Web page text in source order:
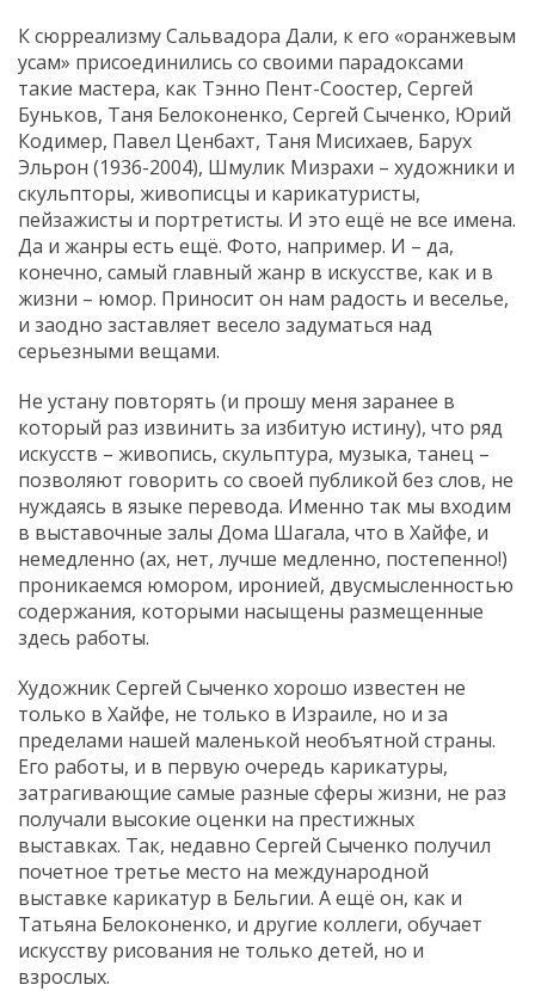
К сюрреализму Сальвадора Дали, к его «оранжевым
усам» присоединились со своими парадоксами
такие мастера, как Тэнно Пент-Соостер, Сергей
Буньков, Таня Белоконенко, Сергей Сыченко, Юрий
Кодимер, Павел Ценбахт, Таня Мисихаев, Барух
Эльрон (1936-2004), Шмулик Мизрахи – художники и
скульпторы, живописцы и карикатуристы,
пейзажисты и портретисты. И это ещё не все имена.
Да и жанры есть ещё. Фото, например. И – да,
конечно, самый главный жанр в искусстве, как и в
жизни – юмор. Приносит он нам радость и веселье,
и заодно заставляет весело задуматься над
серьезными вещами.
Не устану повторять (и прошу меня заранее в
который раз извинить за избитую истину), что ряд
искусств – живопись, скульптура, музыка, танец –
позволяют говорить со своей публикой без слов, не
нуждаясь в языке перевода. Именно так мы входим
в выставочные залы Дома Шагала, что в Хайфе, и
немедленно (ах, нет, лучше медленно, постепенно!)
проникаемся юмором, иронией, двусмысленностью
содержания, которыми насыщены размещенные
здесь работы.
Художник Сергей Сыченко хорошо известен не
только в Хайфе, не только в Израиле, но и за
пределами нашей маленькой необъятной страны.
Его работы, и в первую очередь карикатуры,
затрагивающие самые разные сферы жизни, не раз
получали высокие оценки на престижных
выставках. Так, недавно Сергей Сыченко получил
почетное третье место на международной
выставке карикатур в Бельгии. А ещё он, как и
Татьяна Белоконенко, и другие коллеги, обучает
искусству рисования не только детей, но и
взрослых.